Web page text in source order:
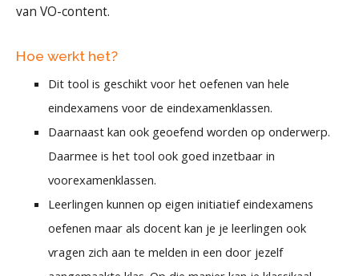
van VO-content.
Hoe werkt het?
Dit tool is geschikt voor het oefenen van hele
eindexamens voor de eindexamenklassen.
Daarnaast kan ook geoefend worden op onderwerp.
Daarmee is het tool ook goed inzetbaar in
voorexamenklassen.
Leerlingen kunnen op eigen initiatief eindexamens
oefenen maar als docent kan je je leerlingen ook
vragen zich aan te melden in een door jezelf